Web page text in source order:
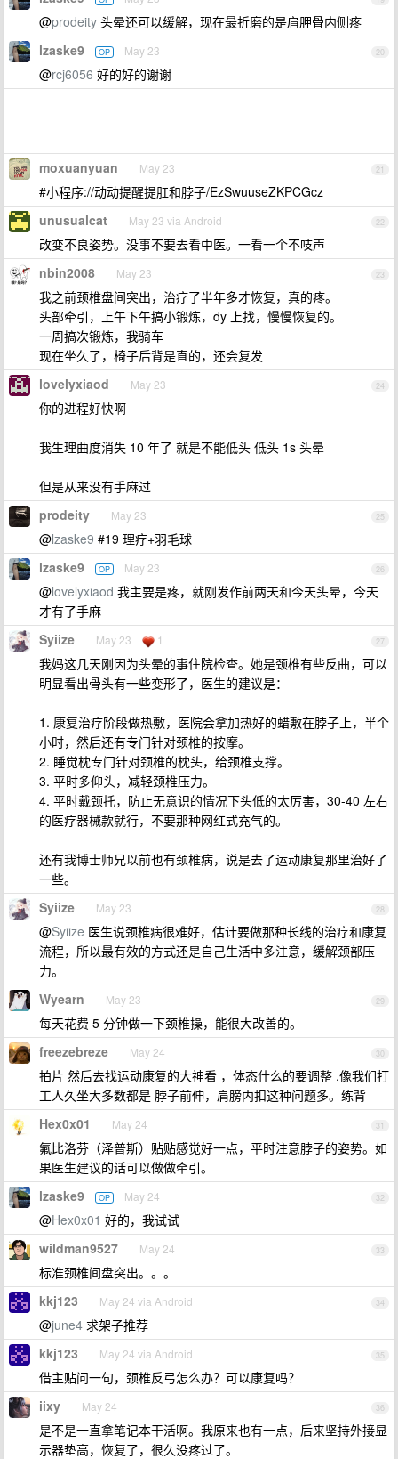
@prodeity 头晕还可以缓解，现在最折磨的是肩胛骨内侧疼
20
lzaske9 OP May 23
@rcj6056 好的好的谢谢
21
moxuanyuan May 23
#小程序://动动提醒提肛和脖子/EzSwuuseZKPCGcz
22
unusualcat May 23 via Android
改变不良姿势。没事不要去看中医。一看一个不吱声
23
nbin2008 May 23
我之前颈椎盘间突出，治疗了半年多才恢复，真的疼。
头部牵引，上午下午搞小锻炼，dy 上找，慢慢恢复的。
一周搞次锻炼，我骑车
现在坐久了，椅子后背是直的，还会复发
24
lovelyxiaod May 23
你的进程好快啊
我生理曲度消失 10 年了 就是不能低头 低头 1s 头晕
但是从来没有手麻过
25
prodeity May 23
@lzaske9 #19 理疗+羽毛球
26
lzaske9 OP May 23
@lovelyxiaod 我主要是疼，就刚发作前两天和今天头晕，今天
才有了手麻
27
Syiize May 23 1
我妈这几天刚因为头晕的事住院检查。她是颈椎有些反曲，可以
明显看出骨头有一些变形了，医生的建议是：
1. 康复治疗阶段做热敷，医院会拿加热好的蜡敷在脖子上，半个
小时，然后还有专门针对颈椎的按摩。
2. 睡觉枕专门针对颈椎的枕头，给颈椎支撑。
3. 平时多仰头，减轻颈椎压力。
4. 平时戴颈托，防止无意识的情况下头低的太厉害，30-40 左右
的医疗器械款就行，不要那种网红式充气的。
还有我博士师兄以前也有颈椎病，说是去了运动康复那里治好了
一些。
28
Syiize May 23
@Syiize 医生说颈椎病很难好，估计要做那种长线的治疗和康复
流程，所以最有效的方式还是自己生活中多注意，缓解颈部压
力。
29
Wyearn May 23
每天花费 5 分钟做一下颈椎操，能很大改善的。
30
freezebreze May 24
拍片 然后去找运动康复的大神看 ，体态什么的要调整 ,像我们打
工人久坐大多数都是 脖子前伸，肩膀内扣这种问题多。练背
31
Hex0x01 May 24
氟比洛芬（泽普斯）贴贴感觉好一点，平时注意脖子的姿势。如
果医生建议的话可以做做牵引。
32
lzaske9 OP May 24
@Hex0x01 好的，我试试
33
wildman9527 May 24
标准颈椎间盘突出。。。
34
kkj123 May 24 via Android
@june4 求架子推荐
35
kkj123 May 24 via Android
借主贴问一句，颈椎反弓怎么办？可以康复吗？
36
iixy May 24
是不是一直拿笔记本干活啊。我原来也有一点，后来坚持外接显
示器垫高，恢复了，很久没疼过了。